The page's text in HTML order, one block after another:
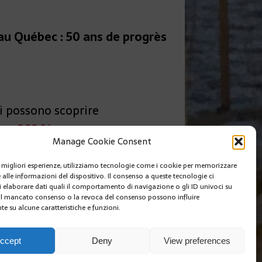
Manage Cookie Consent
migliori esperienze, utilizziamo tecnologie come i cookie per memorizzare
alle informazioni del dispositivo. Il consenso a queste tecnologie ci
elaborare dati quali il comportamento di navigazione o gli ID univoci su
mancato consenso o la revoca del consenso possono influire
su alcune caratteristiche e funzioni.
Deny View preferences
Québec : 50 ans de progrès
scoprire
2024/
DEGLI ESTERI DI MONACO
SIAMO COOKIE POLICY (EU)